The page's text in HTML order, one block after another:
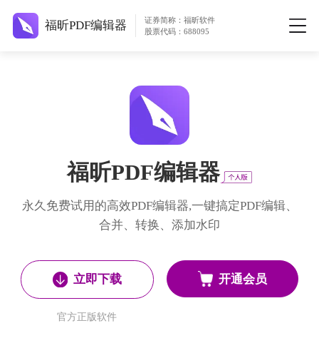
福昕PDF编辑器
证券简称：福昕软件
股票代码：688095
福昕PDF编辑器
永久免费试用的高效PDF编辑器,一键搞定PDF编辑、
合并、转换、添加水印
立即下载
官方正版软件
开通会员